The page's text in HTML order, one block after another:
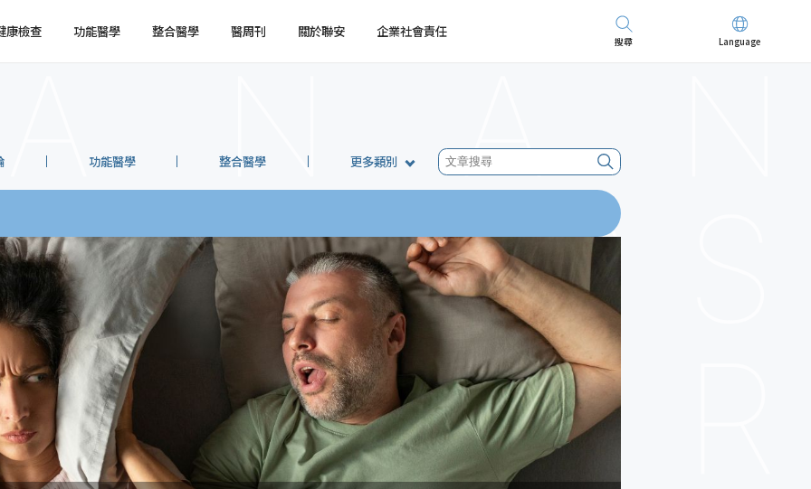
康檢查 功能醫學 整合醫學 醫周刊 關於聯安
環境介紹 企業集團
企業社會責任
搜尋 Language
更多類別
功能醫學 整合醫學